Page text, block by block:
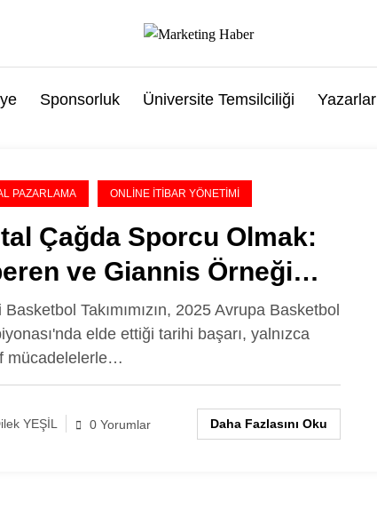
Sponsorluk Üniversite Temsilciliği Yazarlar
PAZARLAMA ONLINE İTIBAR YÖNETIMI
Çağda Sporcu Olmak:
ve Giannis Örneği
Millî Gururun Dijital
Basketbol Takımımızın, 2025 Avrupa Basketbol
elde ettiği tarihi başarı, yalnızca
mücadelelerle…
YEŞİL 0 Yorumlar Daha Fazlasını Oku